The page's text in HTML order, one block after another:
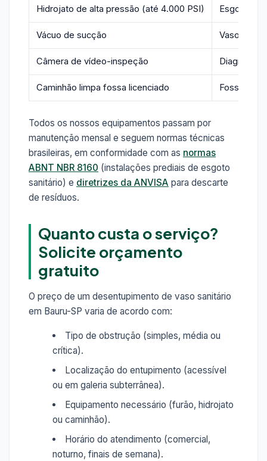
Hidrojato de alta pressão (até 4.000 PSI) Esgoto
Vácuo de sucção Vasos,
Câmera de vídeo-inspeção
Caminhão limpa fossa licenciado Fossas,
Todos os nossos equipamentos passam por
manutenção mensal e seguem normas técnicas
brasileiras, em conformidade com as normas
ABNT NBR 8160 (instalações prediais de esgoto
sanitário) e diretrizes da ANVISA para descarte
de resíduos.
Quanto custa o serviço?
Solicite orçamento
gratuito
O preço de um desentupimento de vaso sanitário
em Bauru-SP varia de acordo com:
Tipo de obstrução (simples, média ou
crítica).
Localização do entupimento (acessível
ou em galeria subterrânea).
Equipamento necessário (furão, hidrojato
ou caminhão).
Horário do atendimento (comercial,
noturno, finais de semana).